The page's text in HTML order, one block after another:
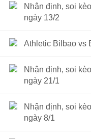
Nhận định, soi
ngày 13/2
Athletic Bilbao vs
Nhận định, soi
ngày 21/1
Nhận định, soi
ngày 8/1